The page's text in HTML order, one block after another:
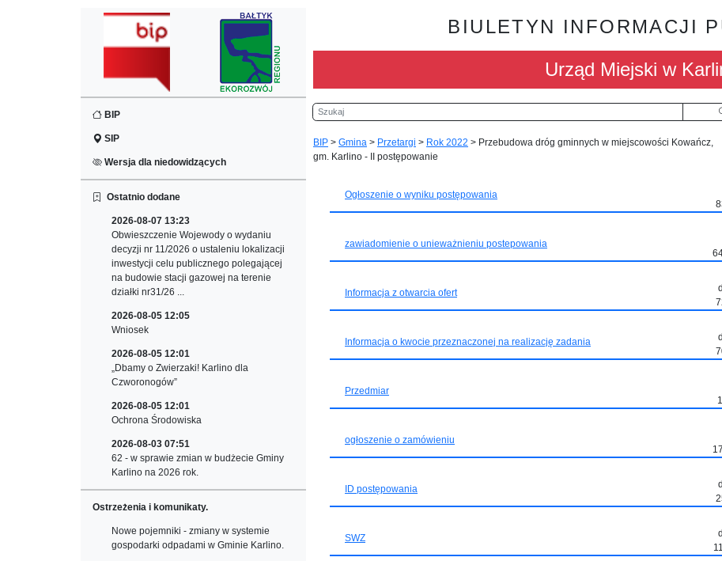
BIP
SIP
Wersja dla niedowidzących
Ostatnio dodane
2026-08-07 13:23
Obwieszczenie Wojewody o wydaniu
decyzji nr 11/2026 o ustaleniu lokalizacji
inwestycji celu publicznego polegającej
na budowie stacji gazowej na terenie
działki nr31/26 ...
2026-08-05 12:05
Wniosek
2026-08-05 12:01
„Dbamy o Zwierzaki! Karlino dla
Czworonogów”
2026-08-05 12:01
Ochrona Środowiska
2026-08-03 07:51
62 - w sprawie zmian w budżecie Gminy
Karlino na 2026 rok.
Ostrzeżenia i komunikaty.
Nowe pojemniki - zmiany w systemie
gospodarki odpadami w Gminie Karlino.
BIULETYN INFORMACJI
Urząd Miejski w
Szukaj
BIP > Gmina > Przetargi > Rok 2022 > Przebudowa dróg gminnych w miejscowości Kowańcz,
gm. Karlino - II postępowanie
Ogłoszenie o wyniku postępowania
zawiadomienie o unieważnieniu postepowania
Informacja z otwarcia ofert
Informacja o kwocie przeznaczonej na realizację zadania
Przedmiar
ogłoszenie o zamówieniu
ID postępowania
SWZ